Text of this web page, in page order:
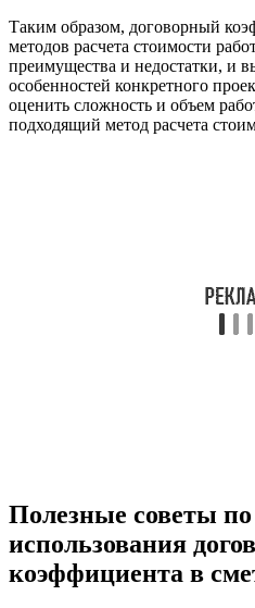
Таким образом, договорный
методов расчета стоимости
преимущества и недостатки, и
особенностей конкретного
оценить сложность и объем
подходящий метод расчета
Полезные советы
использования
коэффициента в